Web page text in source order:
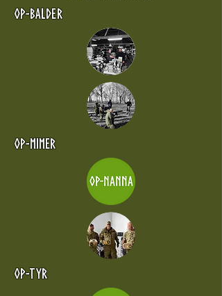
Op-Balder
Op-mimer
Op-tyr